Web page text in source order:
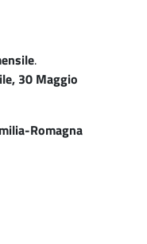
.
30 Maggio
Romagna